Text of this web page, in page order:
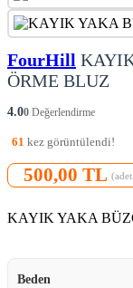
FourHill
ÖRME BLUZ
4.00 Değerlendirme
61 kez görüntülendi!
500,00 TL
KAYIK YAKA
Beden